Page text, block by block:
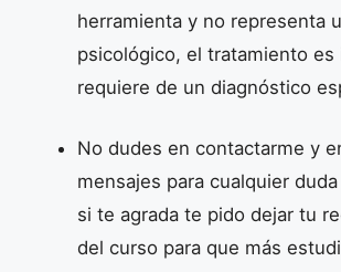
herramienta y no representa
psicológico, el tratamiento es
requiere de un diagnóstico
No dudes en contactarme y
mensajes para cualquier
si te agrada te pido dejar tu
del curso para que más